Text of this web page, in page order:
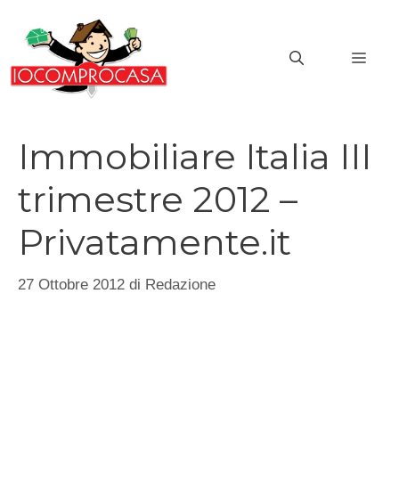
contenuto
Immobiliare Italia III
trimestre 2012 –
Privatamente.it
27 Ottobre 2012 di Redazione